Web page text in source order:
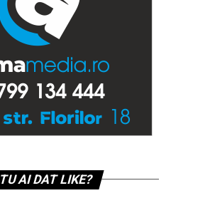
TU AI DAT LIKE?